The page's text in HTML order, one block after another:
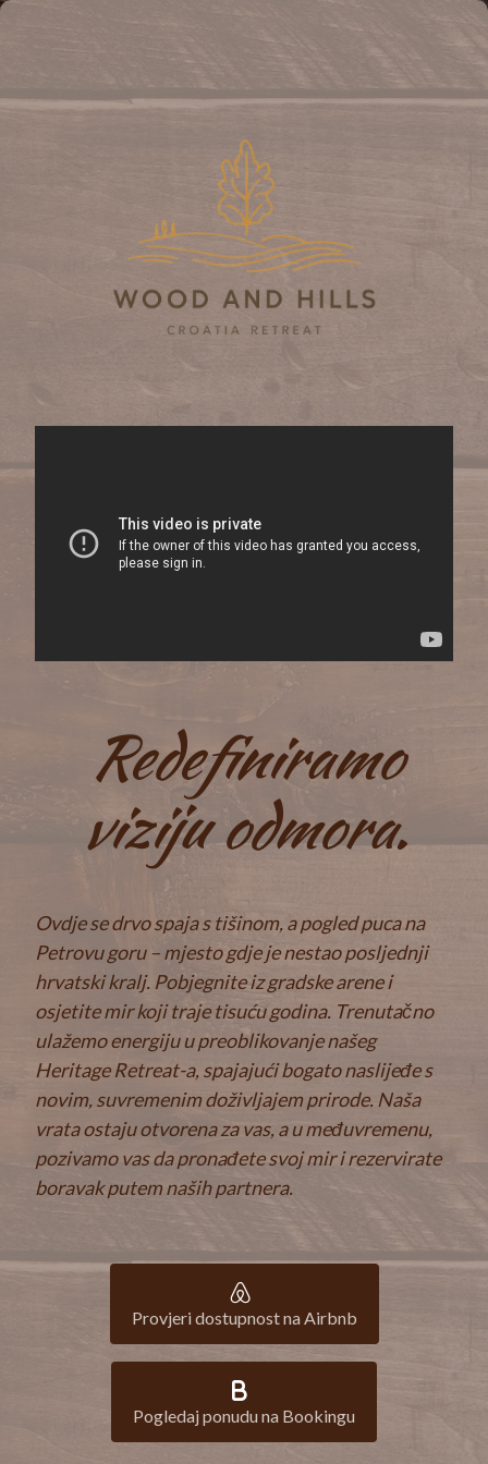
Redefiniramo
viziju odmora.
Ovdje se drvo spaja s tišinom, a pogled puca na
Petrovu goru – mjesto gdje je nestao posljednji
hrvatski kralj. Pobjegnite iz gradske arene i
osjetite mir koji traje tisuću godina. Trenutačno
ulažemo energiju u preoblikovanje našeg
Heritage Retreat-a, spajajući bogato naslijeđe s
novim, suvremenim doživljajem prirode. Naša
vrata ostaju otvorena za vas, a u međuvremenu,
pozivamo vas da pronađete svoj mir i rezervirate
boravak putem naših partnera.
Provjeri dostupnost na Airbnb
Pogledaj ponudu na Bookingu